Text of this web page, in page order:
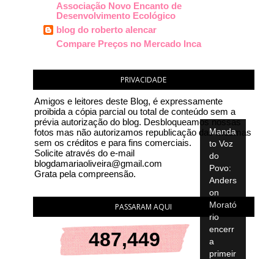
Associação Novo Encanto de
Desenvolvimento Ecológico
blog do roberto alencar
Compare Preços no Mercado Inca
PRIVACIDADE
Amigos e leitores deste Blog, é expressamente
proibida a cópia parcial ou total de conteúdo sem a
prévia autorização do blog. Desbloqueamos nossas
fotos mas não autorizamos republicação das mesmas
sem os créditos e para fins comerciais.
Solicite através do e-mail
blogdamariaoliveira@gmail.com
Grata pela compreensão.
PASSARAM AQUI
487,449
Manda
to Voz
do
Povo:
Anders
on
Morató
rio
encerr
a
primeir